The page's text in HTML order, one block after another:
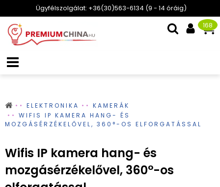
Ügyfélszolgálat: +36(30)563-6134 (9 - 14 óráig)
168
ELEKTRONIKA
KAMERÁK
WIFIS IP KAMERA HANG- ÉS
MOZGÁSÉRZÉKELŐVEL, 360°-OS ELFORGATÁSSAL
Wifis IP kamera hang- és
mozgásérzékelővel, 360°-os